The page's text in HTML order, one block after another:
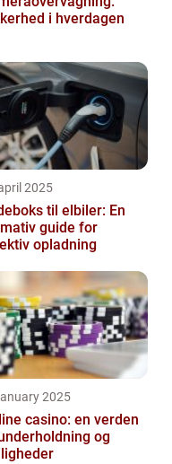
i hverdagen
2025
til elbiler: En
guide for
opladning
2025
casino: en verden
og